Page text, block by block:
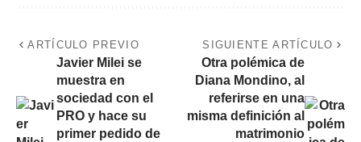
ARTÍCULO PREVIO
Javier Milei se
muestra en
sociedad con el
PRO y hace su
primer pedido de
SIGUIENTE ARTÍCULO
Otra polémica de
Diana Mondino, al
referirse en una
misma definición al
matrimonio